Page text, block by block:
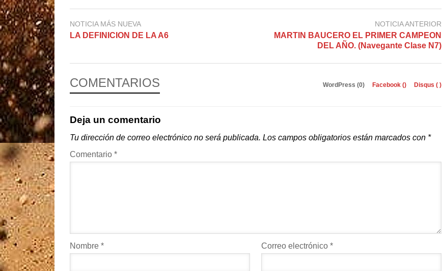
NOTICIA MÁS NUEVA
LA DEFINICION DE LA A6
NOTICIA ANTERIOR
MARTIN BAUCERO EL PRIMER CAMPEON
DEL AÑO. (Navegante Clase N7)
COMENTARIOS WordPress (0) Facebook () Disqus ( )
Deja un comentario
Tu dirección de correo electrónico no será publicada. Los campos obligatorios están marcados con *
Comentario *
Nombre * Correo electrónico *